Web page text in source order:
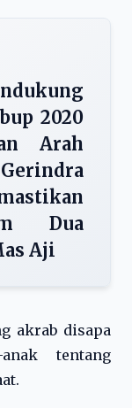
2020
Arah
Dua
Aji
akrab disapa
tentang